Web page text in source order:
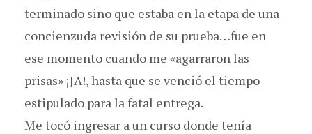
terminado sino que estaba en la etapa de una
concienzuda revisión de su prueba…fue en
ese momento cuando me «agarraron las
prisas» ¡JA!, hasta que se venció el tiempo
estipulado para la fatal entrega.
Me tocó ingresar a un curso donde tenía